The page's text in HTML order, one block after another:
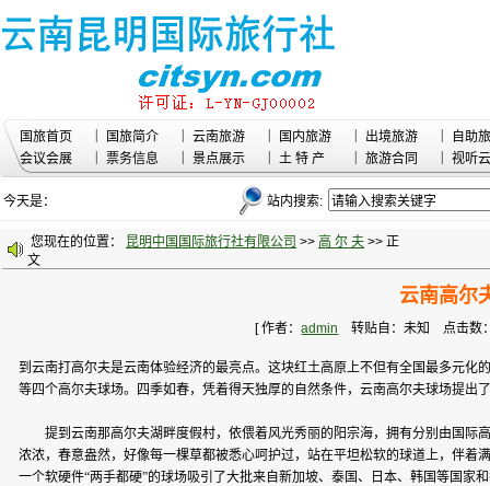
国旅首页 国旅简介 云南旅游 国内旅游 出境旅游
自助
会议会展
票务信息 景点展示 土 特 产 旅游合同 视听
今天是： 站内搜索:
您现在的位置： 昆明中国国际旅行社有限公司 >> 高 尔 夫 >> 正
文
云南高尔
[ 作者：admin 转贴自：未知 点击数
到云南打高尔夫是云南体验经济的最亮点。这块红土高原上不但有全国最多元
等四个高尔夫球场。四季如春，凭着得天独厚的自然条件，云南高尔夫球场提出
提到云南那高尔夫湖畔度假村，依偎着风光秀丽的阳宗海，拥有分别由国际
浓浓，春意盎然，好像每一棵草都被悉心呵护过，站在平坦松软的球道上，伴
一个软硬件“两手都硬”的球场吸引了大批来自新加坡、泰国、日本、韩国等国